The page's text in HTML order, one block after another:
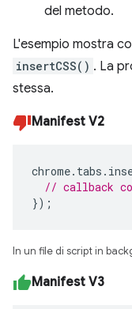
del metodo.
L'esempio mostra
insertCSS() . La
stessa.
Manifest V2
chrome. tabs .
// callback
});
In un file di script in
Manifest V3